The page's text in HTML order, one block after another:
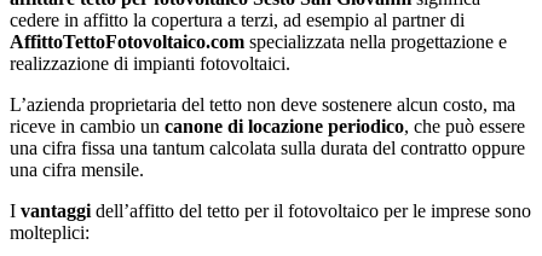
cedere in affitto la copertura a terzi, ad esempio al partner di
AffittoTettoFotovoltaico.com specializzata nella progettazione e
realizzazione di impianti fotovoltaici.
L’azienda proprietaria del tetto non deve sostenere alcun costo, ma
riceve in cambio un canone di locazione periodico, che può essere
una cifra fissa una tantum calcolata sulla durata del contratto oppure
una cifra mensile.
I vantaggi dell’affitto del tetto per il fotovoltaico per le imprese sono
molteplici: